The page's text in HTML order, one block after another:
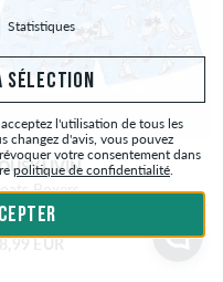
LIVIN
Boxers
EUR
Statistiques
SÉLECTION
l'utilisation de tous les
changez d'avis, vous pouvez
votre consentement dans
politique de confidentialité.